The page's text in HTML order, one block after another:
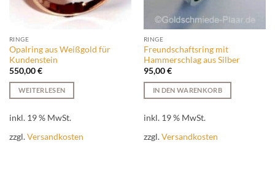
RINGE
Opalring aus Weißgold für
Kundenstein
550,00€
WEITERLESEN
inkl. 19 % MwSt.
zzgl.Versandkosten
RINGE
Freundschaftsring mit
Hammerschlag aus Silber
95,00€
IN DEN WARENKORB
inkl. 19 % MwSt.
zzgl.Versandkosten